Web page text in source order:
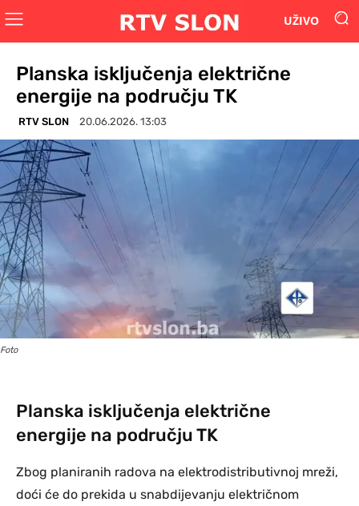
UŽIVO
Planska isključenja električne
energije na području TK
RTV SLON 20.06.2026. 13:03
Foto
Planska isključenja električne
energije na području TK
Zbog planiranih radova na elektrodistributivnoj mreži,
doći će do prekida u snabdijevanju električnom